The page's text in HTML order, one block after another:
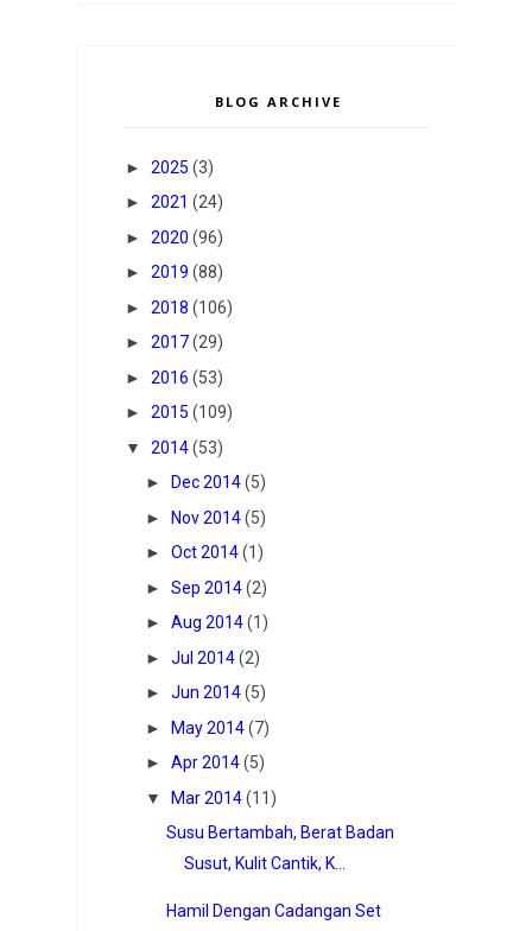
BLOG ARCHIVE
► 2025 (3)
► 2021 (24)
► 2020 (96)
► 2019 (88)
► 2018 (106)
► 2017(29)
► 2016 (53)
► 2015 (109)
▼
2014(53)
►
Dec 2014 (5)
►
Nov 2014 (5)
► Oct 2014 (1)
► Sep 2014 (2)
► Aug 2014 (1)
► Jul 2014 (2)
► Jun 2014 (5)
►
May 2014 (7)
► Apr 2014 (5)
▼
Mar 2014 (11)
Susu Bertambah, Berat Badan
Susut, Kulit Cantik, K...
Hamil Dengan Cadangan Set